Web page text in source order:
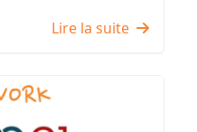
Lire la suite